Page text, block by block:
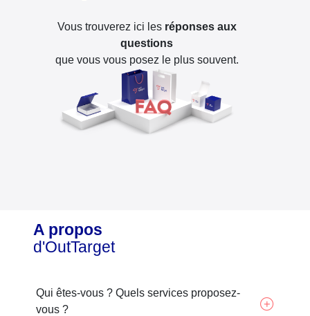
Vous trouverez ici les réponses aux
questions
que vous vous posez le plus souvent.
A propos
d'OutTarget
Qui êtes-vous ? Quels services proposez-
vous ?